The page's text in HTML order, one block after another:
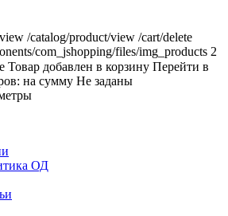
/catalog/product/view /cart/delete
com_jshopping/files/img_products 2
Товар добавлен в корзину Перейти в
на сумму Не заданы
ОД